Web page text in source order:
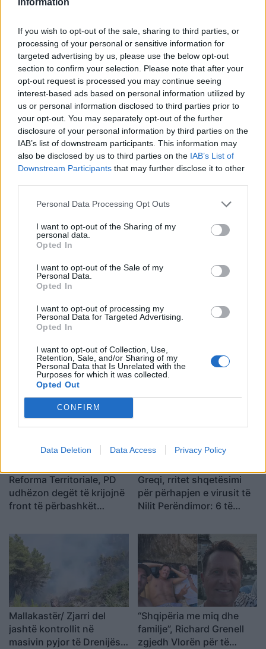
If you wish to opt-out of the sale, sharing to third parties, or
processing of your personal or sensitive information for
targeted advertising by us, please use the below opt-out
section to confirm your selection. Please note that after your
opt-out request is processed you may continue seeing
interest-based ads based on personal information utilized by
us or personal information disclosed to third parties prior to
your opt-out. You may separately opt-out of the further
disclosure of your personal information by third parties on the
IAB’s list of downstream participants. This information may
also be disclosed by us to third parties on the IAB’s List of
Downstream Participants that may further disclose it to other
Personal Data Processing Opt Outs
I want to opt-out of the Sharing of my
personal data.
Opted In
I want to opt-out of the Sale of my
Personal Data.
Opted In
I want to opt-out of processing my
Personal Data for Targeted Advertising.
Opted In
I want to opt-out of Collection, Use,
Retention, Sale, and/or Sharing of my
Personal Data that Is Unrelated with the
Purposes for which it was collected.
Opted Out
CONFIRM
Data Deletion Data Access Privacy Policy
Tags:
estoni , rama , vizite
Aksident i trefishtë në
njëri nga të plagosurit
dërgohet në spitalin e
Republikanët kërkojnë
Anthony Faucin pas
shtatzënë humb jetën
pasi bie nga kati i nëntë,
mjekët shpëtojnë
foshnjën
Pezeshkian-Khamenei në
Teheran! Ata ishin në një
duke e dëgjuar njëri-
Reforma Territoriale, PD
udhëzon degët të krijojnë
front të përbashkët
mazhorancës
Greqi, rritet shqetësimi
për përhapjen e virusit të
Nilit Perëndimor: 6 të
infektuar
Mallakastër/ Zjarri del
jashtë kontrollit në
masivin pyjor të Drenijës!
“Shqipëria me miq dhe
familje”, Richard Grenell
zgjedh Vlorën për të